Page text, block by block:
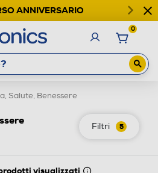
ANNIVERSARIO
0
Salute, Benessere
Filtri 5
visualizzati